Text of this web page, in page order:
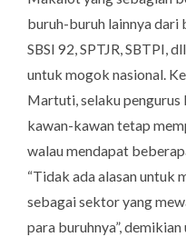
buruh-buruh lainnya dari
SBSI 92, SPTJR, SBTPI,
untuk mogok nasional.
Martuti, selaku pengurus
kawan-kawan tetap
walau mendapat
“Tidak ada alasan untuk
sebagai sektor yang
para buruhnya”,